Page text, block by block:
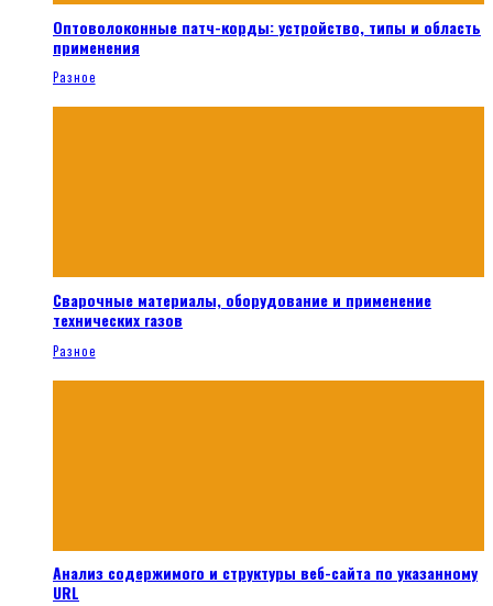
Оптоволоконные патч-корды: устройство, типы и область
применения
Разное
Сварочные материалы, оборудование и применение
технических газов
Разное
Анализ содержимого и структуры веб-сайта по указанному
URL